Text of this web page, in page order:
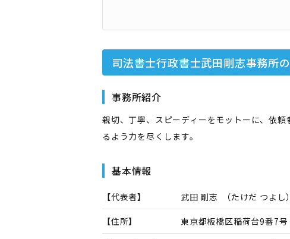
司法書士行政書士武田剛志事務所
事務所紹介
親切、丁寧、スピーディーをモットーに、依
るよう力を尽くします。
基本情報
【代表者】 武田 剛志 （たけだ つよし）
【住所】 東京都板橋区稲荷台9番7号